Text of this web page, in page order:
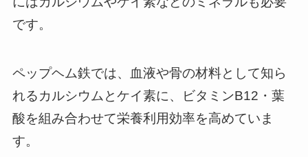
です。
ペップヘム鉄では、血液や骨の材料として知ら
れるカルシウムとケイ素に、ビタミンB12・葉
酸を組み合わせて栄養利用効率を高めていま
す。